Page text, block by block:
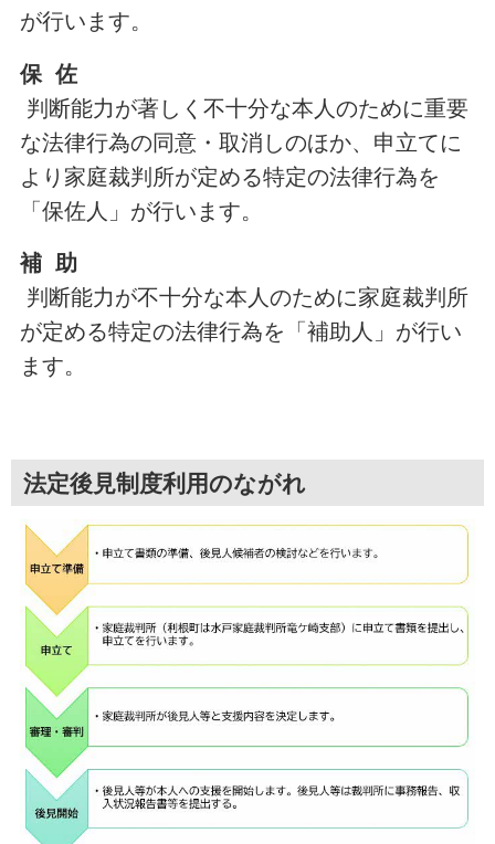
が行います。
保 佐
判断能力が著しく不十分な本人のために重要
な法律行為の同意・取消しのほか、申立てに
より家庭裁判所が定める特定の法律行為を
「保佐人」が行います。
補 助
判断能力が不十分な本人のために家庭裁判所
が定める特定の法律行為を「補助人」が行い
ます。
法定後見制度利用のながれ